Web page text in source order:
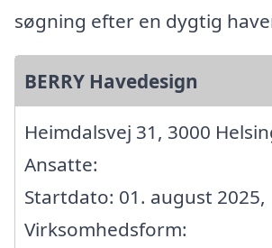
søgning efter en dygtig
BERRY Havedesign
Heimdalsvej 31, 3000
Ansatte:
Startdato: 01. august 2025,
Virksomhedsform: